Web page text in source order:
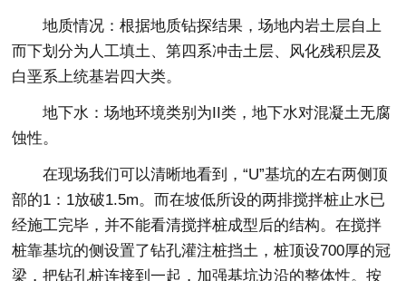
地质情况：根据地质钻探结果，场地内岩土层自上
而下划分为人工填土、第四系冲击土层、风化残积层及
白垩系上统基岩四大类。
地下水：场地环境类别为II类，地下水对混凝土无腐
蚀性。
在现场我们可以清晰地看到，“U”基坑的左右两侧顶
部的1：1放破1.5m。而在坡低所设的两排搅拌桩止水已
经施工完毕，并不能看清搅拌桩成型后的结构。在搅拌
桩靠基坑的侧设置了钻孔灌注桩挡土，桩顶设700厚的冠
梁，把钻孔桩连接到一起，加强基坑边沿的整体性。按